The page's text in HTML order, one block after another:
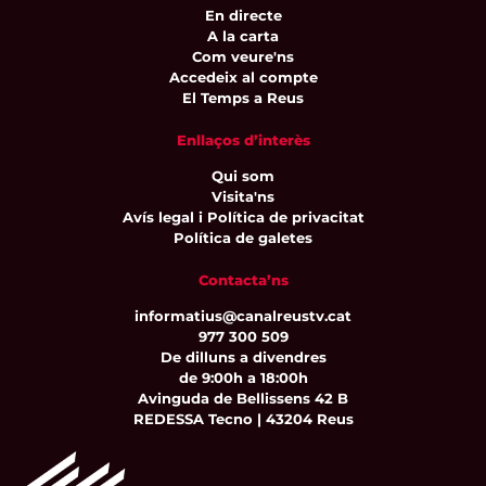
En directe
A la carta
Com veure'ns
Accedeix al compte
El Temps a Reus
Enllaços d’interès
Qui som
Visita'ns
Avís legal i Política de privacitat
Política de galetes
Contacta’ns
informatius@canalreustv.cat
977 300 509
De dilluns a divendres
de 9:00h a 18:00h
Avinguda de Bellissens 42 B
REDESSA Tecno | 43204 Reus